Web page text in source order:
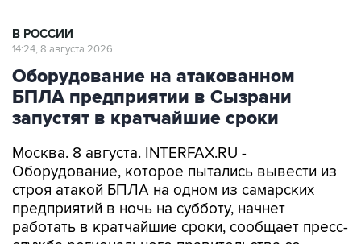
В РОССИИ
14:24, 8 августа 2026
Оборудование на атакованном
БПЛА предприятии в Сызрани
запустят в кратчайшие сроки
Москва. 8 августа. INTERFAX.RU -
Оборудование, которое пытались вывести из
строя атакой БПЛА на одном из самарских
предприятий в ночь на субботу, начнет
работать в кратчайшие сроки, сообщает пресс-